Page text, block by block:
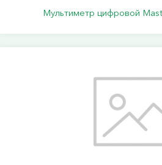
Мультиметр цифровой